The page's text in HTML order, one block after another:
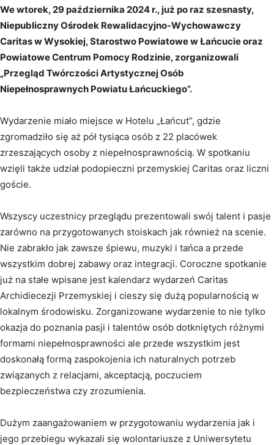
We wtorek, 29 października 2024 r., już po raz szesnasty,
Niepubliczny Ośrodek Rewalidacyjno-Wychowawczy
Caritas w Wysokiej, Starostwo Powiatowe w Łańcucie oraz
Powiatowe Centrum Pomocy Rodzinie, zorganizowali
„Przegląd Twórczości Artystycznej Osób
Niepełnosprawnych Powiatu Łańcuckiego”.
Wydarzenie miało miejsce w Hotelu „Łańcut”, gdzie
zgromadziło się aż pół tysiąca osób z 22 placówek
zrzeszających osoby z niepełnosprawnością. W spotkaniu
wzięli także udział podopieczni przemyskiej Caritas oraz liczni
goście.
Wszyscy uczestnicy przeglądu prezentowali swój talent i pasje
zarówno na przygotowanych stoiskach jak również na scenie.
Nie zabrakło jak zawsze śpiewu, muzyki i tańca a przede
wszystkim dobrej zabawy oraz integracji. Coroczne spotkanie
już na stałe wpisane jest kalendarz wydarzeń Caritas
Archidiecezji Przemyskiej i cieszy się dużą popularnością w
lokalnym środowisku. Zorganizowane wydarzenie to nie tylko
okazja do poznania pasji i talentów osób dotkniętych różnymi
formami niepełnosprawności ale przede wszystkim jest
doskonałą formą zaspokojenia ich naturalnych potrzeb
związanych z relacjami, akceptacją, poczuciem
bezpieczeństwa czy zrozumienia.
Dużym zaangażowaniem w przygotowaniu wydarzenia jak i
jego przebiegu wykazali się wolontariusze z Uniwersytetu